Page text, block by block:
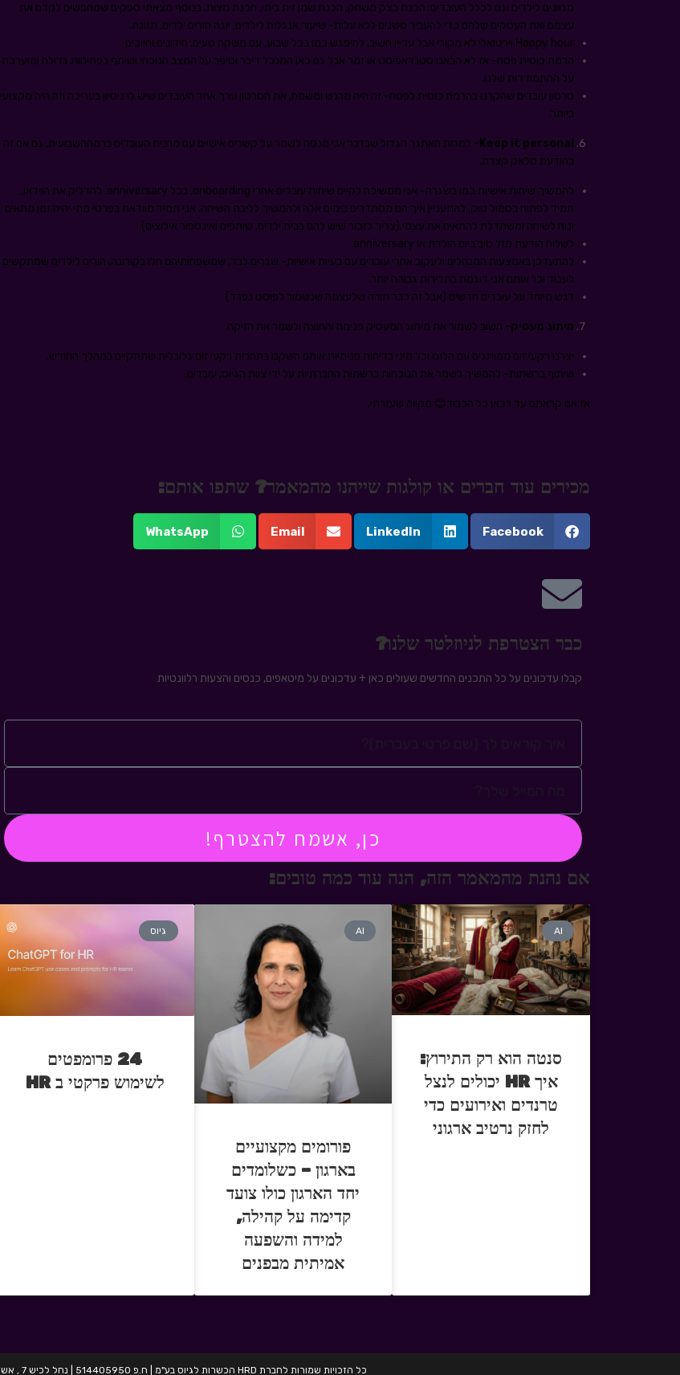
מגוונים לילדים וגם לכלל העובדים: הכנת בצק משחק, הכנת שמן זית ביתי, הכנת מצות. בנוסף מצאתי ספקים שמחפשים לקדם את
עצמם ואת העסקים שלהם כדי להעביר סשנים ללא עלות- שיעור אנגלית לילדים, יוגה הורים ילדים, תזונה.
Happy hour וירטואלי לא מקורי אבל עדיין חשוב, להיפגש כמו בכל שבוע, עם משקה טעים, חידונים וחיוכים
הרמת כוסית פסח- אז לא הבאנו סטנדאפיסט או זמר אבל גם כאן המנכל דיבר וסיפר על המצב הנוכחי ושיתף בפתיחות גדולה ומוערכת
על ההתמודדות שלנו.
סרטון עובדים שהקרנו בהרמת כוסית לפסח- זה היה מרגש ומשמח, את הסרטון ערך אחד העובדים שיש לו ניסיון בעריכה וזה היה מקצועי
ביותר.
Keep it personal-
למרות האתגר הגדול שבדבר אני מנסה לשמר על קשרים אישיים עם מרבית העובדים ברמההשבועית, גם אם זה
בהודעת סלאק קצרה.
להמשיך שיחות אישיות כמו בשגרה- אני ממשיכה לקיים שיחות עובדים אחרי onboarding, בכל anniversary. להדליק את הוידאו,
תמיד לפתוח בסמול טוק, להתעניין איך הם מסתדרים בימים אלה ולהמשיך לליבת השיחה. אני תמיד מוודאת בפרטי מתי יהיה זמן מתאים
ונוח לשיחה ומשתדלת להתאים את עצמי.(צריך לזכור שיש להם בבית ילדים, שותפים ואינספור אילוצים)
לשלוח הודעת מזל טוב ביום הולדת או anniversary
להתעדכן באמצעות המנהלים ולעקוב אחרי עובדים עם בעיות אישיות- שגרים לבד, שמשפחותיהם חלו בקורונה, הורים לילדים שמתקשים
לעבוד וכו׳ אותם אני דוגמת בתדירות גבוהה יותר.
דגש מיוחד על עובדים חדשים (אבל זה כבר תורה שלעצמה שנשמור לפוסט נפרד)
מיתוג מעסיק- חשוב לשמור את מיתוג המעסיק פנימה והחוצה ולשמר את הזיקה.
יצרנו רקעי זום ממותגים עם הלוגו וכל מיני בדיחות פנימיות אותם השקנו בתחרות רקעי זום גלובלית שתתקיים במהלך החודש.
שיתוף ברשתות- להמשיך לשמר את הנוכחות ברשתות החברתיות על ידי צוות הגיוס, עובדים.
אז אם קראתם עד לכאן כל הכבוד😊 מקווה שעזרתי.
מכירים עוד חברים או קולגות שייהנו מהמאמר? שתפו אותם:
Facebook
LinkedIn
Email
WhatsApp
כבר הצטרפת לניוזלטר שלנו?
קבלו עדכונים על כל התכנים החדשים שעולים כאן + עדכונים על מיטאפים, כנסים והצעות רלוונטיות
כן, אשמח להצטרף!
אם נהנת מהמאמר הזה, הנה עוד כמה טובים:
AI
סנטה הוא רק התירוץ:
איך HR יכולים לנצל
טרנדים ואירועים כדי
לחזק נרטיב ארגוני
AI
פורומים מקצועיים
בארגון – כשלומדים
יחד הארגון כולו צועד
קדימה על קהילה,
למידה והשפעה
אמיתית מבפנים
גיוס
24 פרומפטים
לשימוש פרקטי ב HR
כל הזכויות שמורות לחברת HRD הכשרות לגיוס בע"מ | ח.פ 514405950 | נחל לכיש 7 , אשדוד | 054-2424708